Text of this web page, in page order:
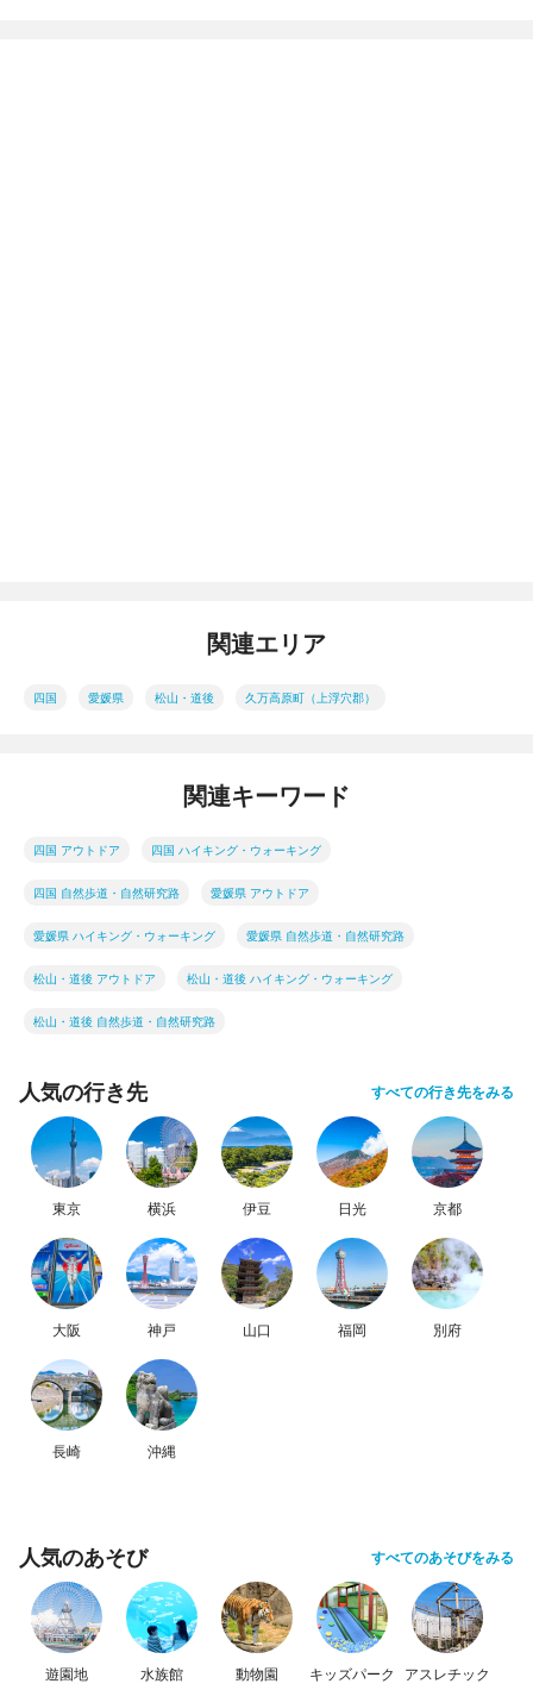
関連エリア
四国 愛媛県 松山・道後 久万高原町（上浮穴郡）
関連キーワード
四国 アウトドア 四国 ハイキング・ウォーキング
四国 自然歩道・自然研究路 愛媛県 アウトドア
愛媛県 ハイキング・ウォーキング 愛媛県 自然歩道・自然研究路
松山・道後 アウトドア 松山・道後 ハイキング・ウォーキング
松山・道後 自然歩道・自然研究路
人気の行き先 すべての行き先をみる
東京 横浜 伊豆 日光 京都
大阪 神戸 山口 福岡 別府
長崎 沖縄
人気のあそび すべてのあそびをみる
遊園地 水族館 動物園 キッズパーク アスレチック